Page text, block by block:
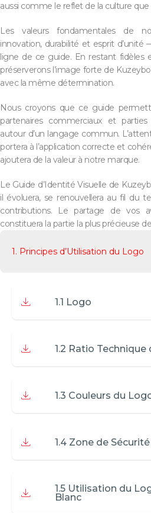
aussi comme le reflet de la culture
Les valeurs fondamentales de
innovation, durabilité et esprit
ligne de ce guide. En restant fidèles
préserverons l’image forte de
avec la même détermination.
Nous croyons que ce guide
partenaires commerciaux et
autour d’un langage commun.
portera à l’application correcte et
ajoutera de la valeur à notre marque.
Le Guide d’Identité Visuelle de
il évoluera, se renouvellera au fil du
contributions. Le partage de vos
constituera la partie la plus précieuse
1. Principes d’Utilisation du Logo
1.1 Logo
1.2 Ratio Technique
1.3 Couleurs du
1.4 Zone de Sécurité
1.5 Utilisation du
Blanc